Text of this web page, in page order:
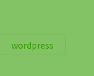
wordpress